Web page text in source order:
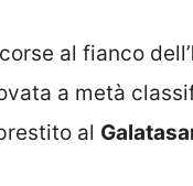
al fianco dell’
a metà
al